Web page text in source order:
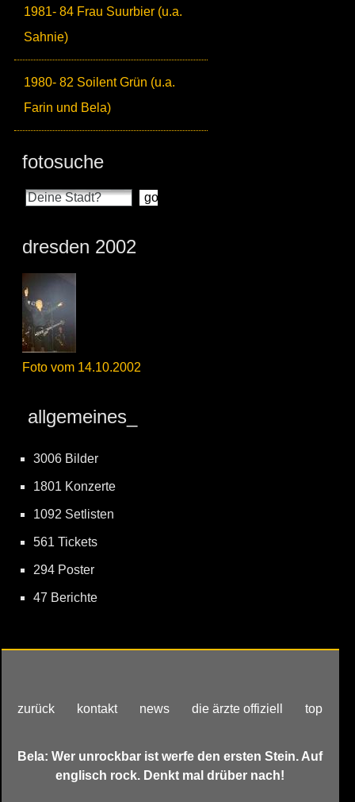
1981- 84 Frau Suurbier (u.a.
Sahnie)
1980- 82 Soilent Grün (u.a.
Farin und Bela)
fotosuche
dresden 2002
Foto vom 14.10.2002
allgemeines_
3006 Bilder
1801 Konzerte
1092 Setlisten
561 Tickets
294 Poster
47 Berichte
zurück kontakt news die ärzte offiziell top
Bela: Wer unrockbar ist werfe den ersten Stein. Auf
englisch rock. Denkt mal drüber nach!